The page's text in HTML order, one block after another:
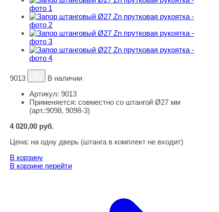
9013
В наличии
Артикул: 9013
Применяется: совместно со штангой Ø27 мм
(арт.:9098, 9098-3)
4 020,00 руб.
Цена: на одну дверь (штанга в комплект не входит)
В корзину
В корзине перейти